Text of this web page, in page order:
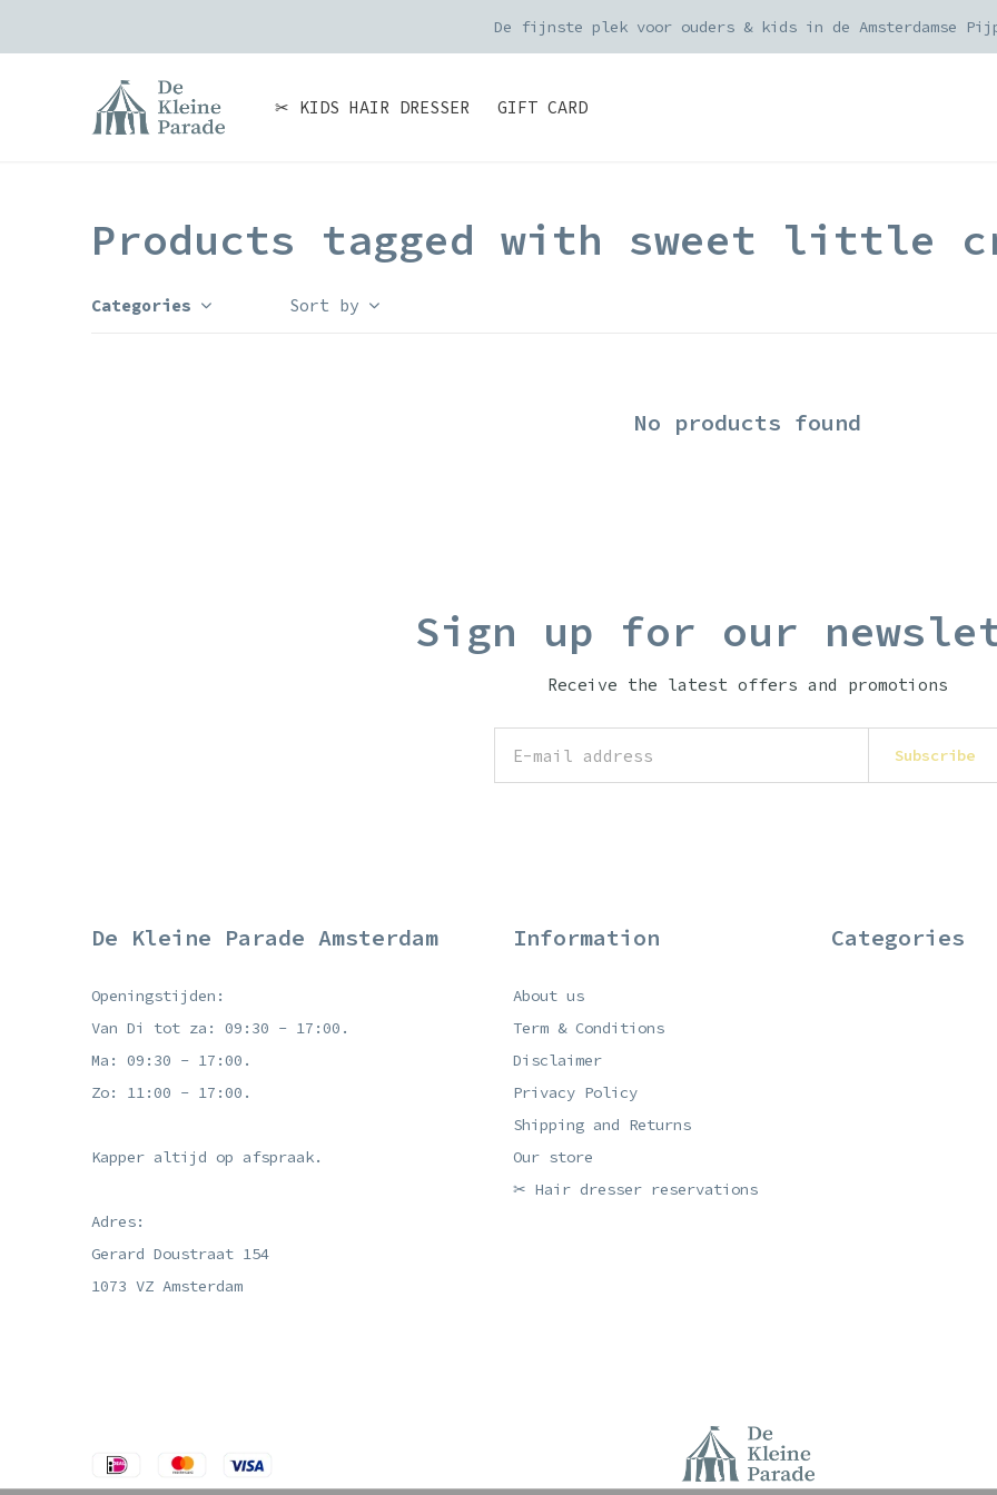
✂ KIDS HAIR DRESSER GIFT CARD
Orders geplaatst voor 15:00 worden dezelfde werkdag
Products tagged with sweet little
Categories Sort by
No products found
Sign up for our
Receive the latest offers and promotions
Subscribe
De Kleine Parade Amsterdam
Openingstijden:
Van Di tot za: 09:30 - 17:00.
Ma: 09:30 - 17:00.
Zo: 11:00 - 17:00.
Kapper altijd op afspraak.
Adres:
Gerard Doustraat 154
1073 VZ Amsterdam
Information
About us
Term & Conditions
Disclaimer
Privacy Policy
Shipping and Returns
Our store
✂ Hair dresser reservations
Categories